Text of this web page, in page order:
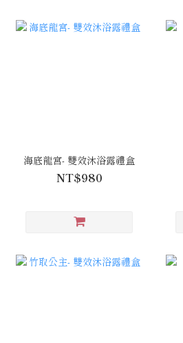
海底龍宮- 雙效沐浴露禮盒
NT$980